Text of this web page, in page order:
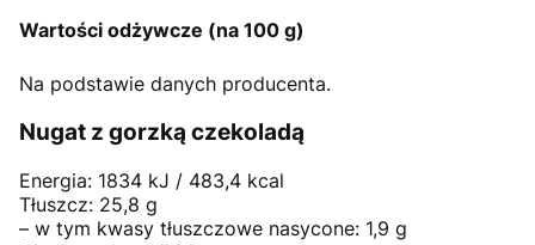
Wartości odżywcze (na 100 g)
Na podstawie danych producenta.
Nugat z gorzką czekoladą
Energia: 1834 kJ / 483,4 kcal
Tłuszcz: 25,8 g
– w tym kwasy tłuszczowe nasycone: 1,9 g